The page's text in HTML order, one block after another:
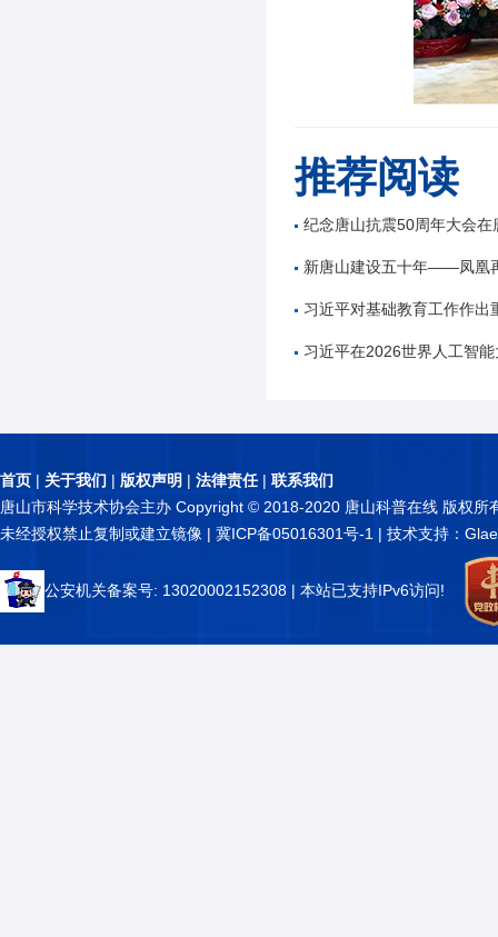
推荐阅读
纪念唐山抗震50周年大会在
新唐山建设五十年——凤凰
习近平对基础教育工作作出
习近平在2026世界人工智能大会暨人工智能全球治理高
首页 | 关于我们 | 版权声明 | 法律责任| 联系我们
唐山市科学技术协会主办 Copyright © 2018-2020 唐山科普在线 版权所
未经授权禁止复制或建立镜像 | 冀ICP备05016301号-1 | 技术支持：
公安机关备案号: 13020002152308 | 本站已支持IPv6访问!